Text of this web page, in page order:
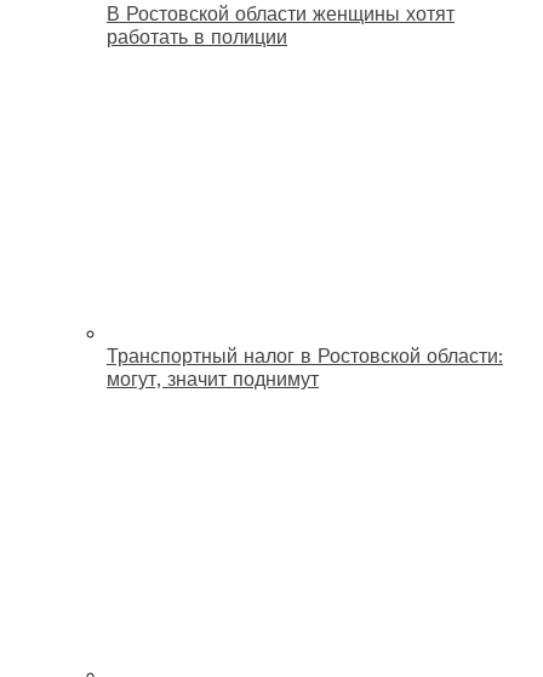
В Ростовской области женщины хотят
работать в полиции
Транспортный налог в Ростовской области:
могут, значит поднимут